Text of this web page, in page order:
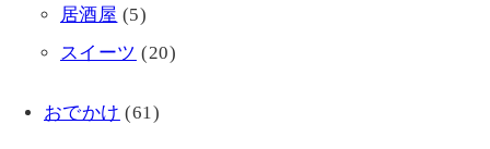
居酒屋 (5)
スイーツ (20)
おでかけ (61)